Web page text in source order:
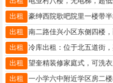
出租 豪绅西院歌吧院里一楼带半
出租
出租
出租
出租